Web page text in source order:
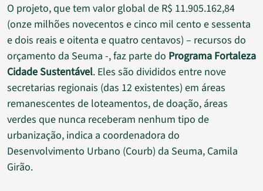
O projeto, que tem valor global de R$ 11.905.162,84
(onze milhões novecentos e cinco mil cento e sessenta
e dois reais e oitenta e quatro centavos) – recursos do
orçamento da Seuma -, faz parte do Programa Fortaleza
Cidade Sustentável. Eles são divididos entre nove
secretarias regionais (das 12 existentes) em áreas
remanescentes de loteamentos, de doação, áreas
verdes que nunca receberam nenhum tipo de
urbanização, indica a coordenadora do
Desenvolvimento Urbano (Courb) da Seuma, Camila
Girão.